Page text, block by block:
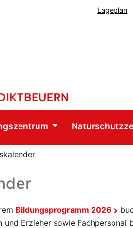
Lageplan
Bildungsprogramm 2026
und Erzieher sowie